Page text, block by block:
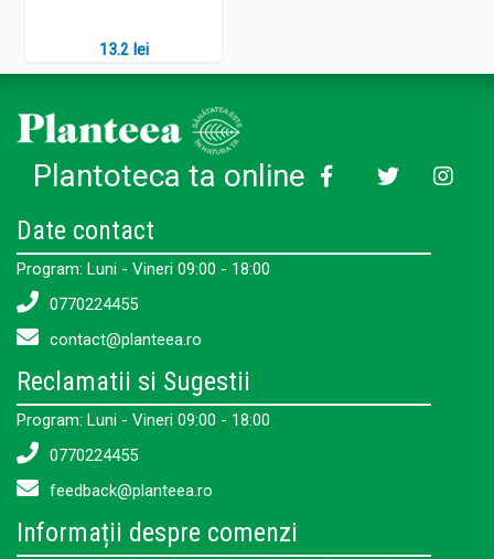
13.2 lei
Plantoteca ta online
Date contact
Program: Luni - Vineri 09:00 - 18:00
0770224455
contact@planteea.ro
Reclamatii si Sugestii
Program: Luni - Vineri 09:00 - 18:00
0770224455
feedback@planteea.ro
Informații despre comenzi